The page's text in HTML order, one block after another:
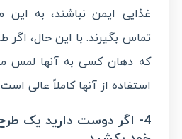
غذایی ایمن نباشند، به این
تماس بگیرند. با این حال، اگر
که دهان کسی به آنها لمس
استفاده از آنها کاملاً عالی
4- اگر دوست دارید یک